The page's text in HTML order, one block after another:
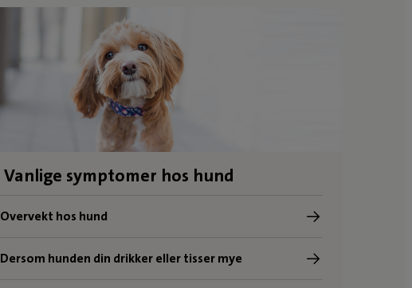
Vanlige symptomer hos hund
Overvekt hos hund
Dersom hunden din drikker eller tisser mye